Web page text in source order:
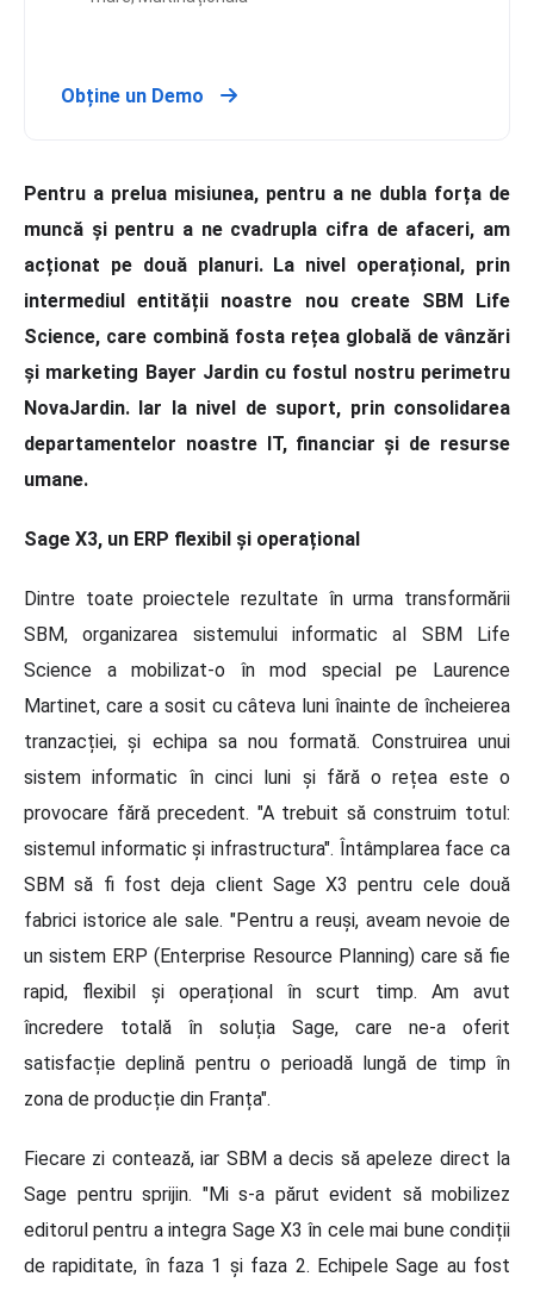
Obține un Demo
Pentru a prelua misiunea, pentru a ne dubla forța de
muncă și pentru a ne cvadrupla cifra de afaceri, am
acționat pe două planuri. La nivel operațional, prin
intermediul entității noastre nou create SBM Life
Science, care combină fosta rețea globală de vânzări
și marketing Bayer Jardin cu fostul nostru perimetru
NovaJardin. Iar la nivel de suport, prin consolidarea
departamentelor noastre IT, financiar și de resurse
umane.
Sage X3, un ERP flexibil și operațional
Dintre toate proiectele rezultate în urma transformării
SBM, organizarea sistemului informatic al SBM Life
Science a mobilizat-o în mod special pe Laurence
Martinet, care a sosit cu câteva luni înainte de încheierea
tranzacției, și echipa sa nou formată. Construirea unui
sistem informatic în cinci luni și fără o rețea este o
provocare fără precedent. "A trebuit să construim totul:
sistemul informatic și infrastructura". Întâmplarea face ca
SBM să fi fost deja client Sage X3 pentru cele două
fabrici istorice ale sale. "Pentru a reuși, aveam nevoie de
un sistem ERP (Enterprise Resource Planning) care să fie
rapid, flexibil și operațional în scurt timp. Am avut
încredere totală în soluția Sage, care ne-a oferit
satisfacție deplină pentru o perioadă lungă de timp în
zona de producție din Franța".
Fiecare zi contează, iar SBM a decis să apeleze direct la
Sage pentru sprijin. "Mi s-a părut evident să mobilizez
editorul pentru a integra Sage X3 în cele mai bune condiții
de rapiditate, în faza 1 și faza 2. Echipele Sage au fost